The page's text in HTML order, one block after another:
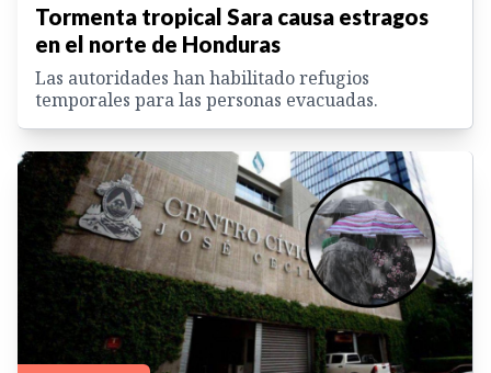
Tormenta tropical Sara causa estragos
en el norte de Honduras
Las autoridades han habilitado refugios
temporales para las personas evacuadas.